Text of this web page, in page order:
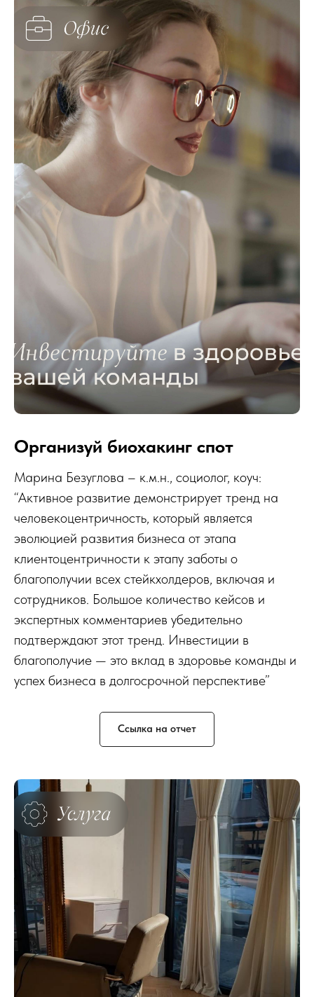
Организуй биохакинг спот
Марина Безуглова – к.м.н., социолог, коуч:
“Активное развитие демонстрирует тренд на
человекоцентричность, который является
эволюцией развития бизнеса от этапа
клиентоцентричности к этапу заботы о
благополучии всех стейкхолдеров, включая и
сотрудников. Большое количество кейсов и
экспертных комментариев убедительно
подтверждают этот тренд. Инвестиции в
благополучие — это вклад в здоровье команды и
успех бизнеса в долгосрочной перспективе”
Ссылка на отчет